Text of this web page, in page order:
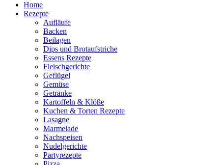
Home
Rezepte
Aufläufe
Backen
Beilagen
Dips und Brotaufstriche
Essens Rezepte
Fleischgerichte
Geflügel
Gemüse
Getränke
Kartoffeln & Klöße
Kuchen & Torten Rezepte
Lasagne
Marmelade
Nachspeisen
Nudelgerichte
Partyrezepte